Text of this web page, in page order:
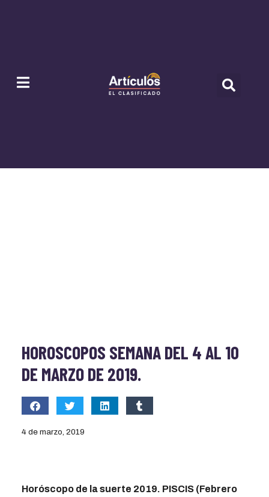
HOROSCOPOS SEMANA DEL 4 AL 10
DE MARZO DE 2019.
4 de marzo, 2019
Horóscopo de la suerte 2019. PISCIS (Febrero